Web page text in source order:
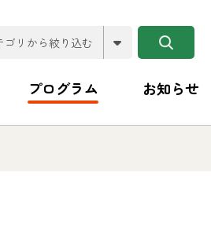
プログラム お知らせ